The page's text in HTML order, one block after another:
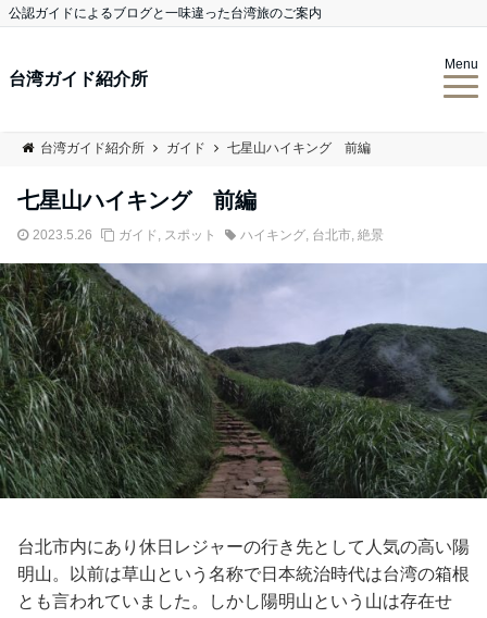
公認ガイドによるブログと一味違った台湾旅のご案内
台湾ガイド紹介所
Menu
台湾ガイド紹介所 ガイド 七星山ハイキング 前編
七星山ハイキング 前編
2023.5.26 ガイド , スポット ハイキング, 台北市, 絶景
台北市内にあり休日レジャーの行き先として人気の高い陽
明山。以前は草山という名称で日本統治時代は台湾の箱根
とも言われていました。しかし陽明山という山は存在せ